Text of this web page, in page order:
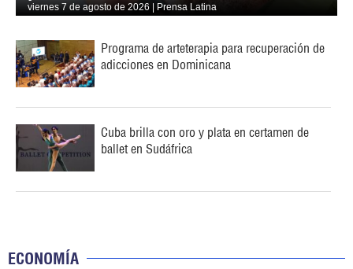
viernes 7 de agosto de 2026 | Prensa Latina
Programa de arteterapia para recuperación de
adicciones en Dominicana
Cuba brilla con oro y plata en certamen de
ballet en Sudáfrica
ECONOMÍA